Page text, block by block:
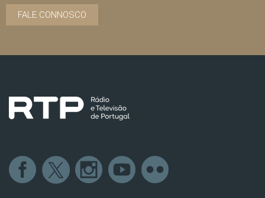
FALE CONNOSCO